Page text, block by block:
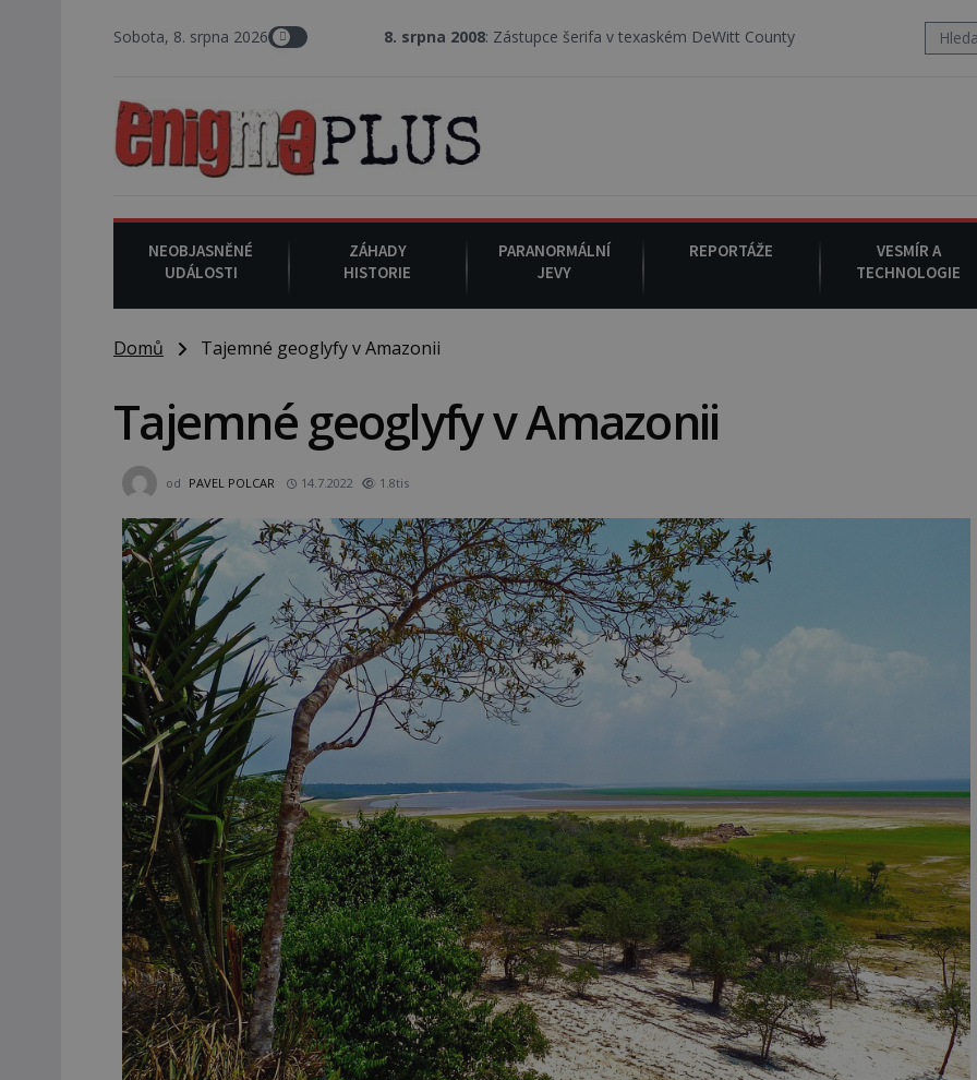
Sobota, 8. srpna 20268. srpna 2008 : Zástupce šerifa v texaském DeWitt County pořizuje video, na kterém před jeho
NEOBJASNĚNÉ
UDÁLOSTI
ZÁHADY
HISTORIE
PARANORMÁLNÍ
JEVY
REPORTÁŽE
VESMÍR A
TECHNOLOGIE
Domů Tajemné geoglyfy v Amazonii
Tajemné geoglyfy v Amazonii
od PAVEL POLCAR 14.7.2022 1.8tis